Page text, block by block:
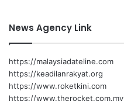
t
e
a
g
a
n
i
News Agency Link
https://malaysiadateline.com
https://keadilanrakyat.org
https://www.roketkini.com
https://www.therocket.com.my